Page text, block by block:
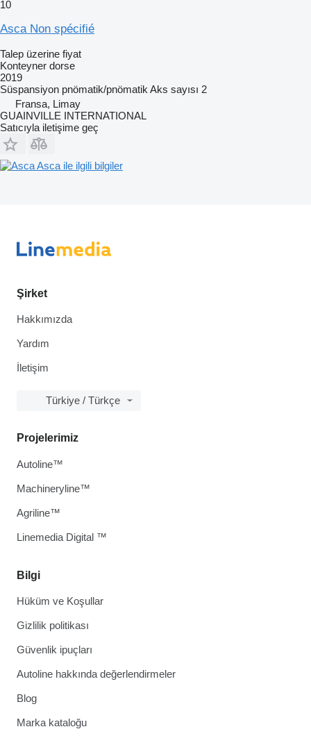
10
Asca Non spécifié
Talep üzerine fiyat
Konteyner dorse
2019
Süspansiyon pnömatik/pnömatik Aks sayısı 2
Fransa, Limay
GUAINVILLE INTERNATIONAL
Satıcıyla iletişime geç
Asca ile ilgili bilgiler
Şirket
Hakkımızda
Yardım
İletişim
Türkiye / Türkçe
Bilgi
Hüküm ve Koşullar
Gizlilik politikası
Güvenlik ipuçları
Autoline hakkında değerlendirmeler
Blog
Marka kataloğu
Projelerimiz
Autoline™
Machineryline™
Agriline™
Linemedia Digital ™